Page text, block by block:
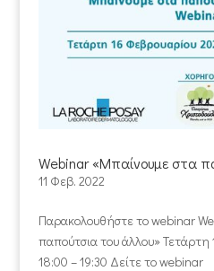
Webinar «Μπαίνουμε στα
11 Φεβ. 2022
Παρακολουθήστε το webinar
παπούτσια του άλλου»
18:00 – 19:30 Δείτε το webinar